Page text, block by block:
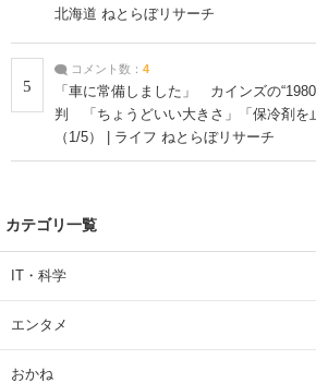
北海道 ねとらぼリサーチ
5
コメント数： 4
「車に常備しました」 カインズの
判 「ちょうどいい大きさ」「保冷剤を
（1/5） | ライフ ねとらぼリサーチ
カテゴリ一覧
IT・科学
エンタメ
おかね